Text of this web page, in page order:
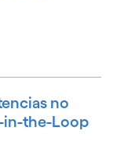
no
in-the-Loop